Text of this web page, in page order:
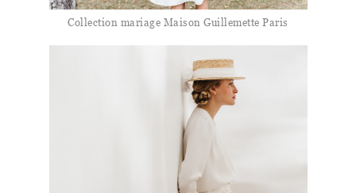
Collection mariage Maison Guillemette Paris